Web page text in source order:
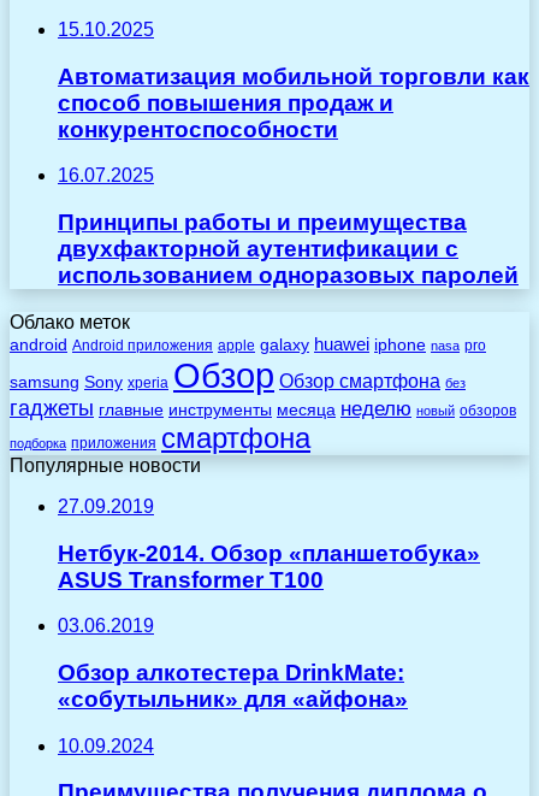
15.10.2025
Автоматизация мобильной торговли как
способ повышения продаж и
конкурентоспособности
16.07.2025
Принципы работы и преимущества
двухфакторной аутентификации с
использованием одноразовых паролей
Облако меток
android Android приложения apple galaxy huawei iphone nasa pro
samsung Sony xperia Обзор Обзор смартфона без
гаджеты главные инструменты месяца неделю новый обзоров
подборка приложения смартфона
Популярные новости
27.09.2019
Нетбук-2014. Обзор «планшетобука»
ASUS Transformer T100
03.06.2019
Обзор алкотестера DrinkMate:
«cобутыльник» для «айфона»
10.09.2024